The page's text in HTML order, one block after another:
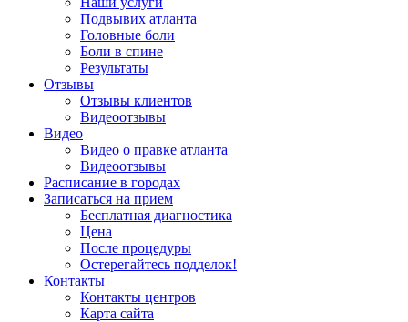
Подвывих атланта
Головные боли
Боли в спине
Результаты
Отзывы
Отзывы клиентов
Видеоотзывы
Видео
Видео о правке атланта
Видеоотзывы
Расписание в городах
Записаться на прием
Бесплатная диагностика
Цена
После процедуры
Остерегайтесь подделок!
Контакты
Контакты центров
Карта сайта